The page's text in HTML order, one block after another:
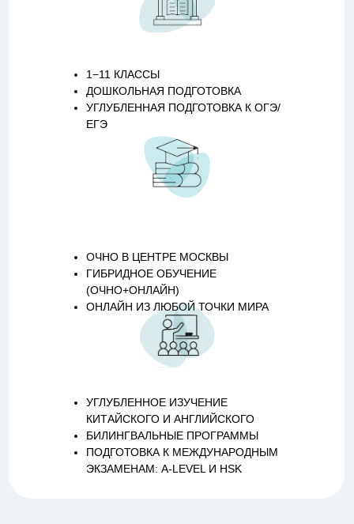
1−11 КЛАССЫ
ДОШКОЛЬНАЯ ПОДГОТОВКА
УГЛУБЛЕННАЯ ПОДГОТОВКА К ОГЭ/
ЕГЭ
ОЧНО В ЦЕНТРЕ МОСКВЫ
ГИБРИДНОЕ ОБУЧЕНИЕ
(ОЧНО+ОНЛАЙН)
ОНЛАЙН ИЗ ЛЮБОЙ ТОЧКИ МИРА
УГЛУБЛЕННОЕ ИЗУЧЕНИЕ
КИТАЙСКОГО И АНГЛИЙСКОГО
БИЛИНГВАЛЬНЫЕ ПРОГРАММЫ
ПОДГОТОВКА К МЕЖДУНАРОДНЫМ
ЭКЗАМЕНАМ: A-LEVEL И HSK